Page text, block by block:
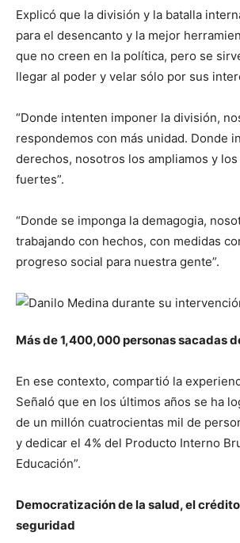
Explicó que la división y la batalla
para el desencanto y la mejor
que no creen en la política, pero se
llegar al poder y velar sólo por sus
“Donde intenten imponer la división,
respondemos con más unidad. Donde
derechos, nosotros los ampliamos y los
fuertes”.
“Donde se imponga la demagogia,
trabajando con hechos, con medidas
progreso social para nuestra gente”.
Más de 1,400,000 personas sacadas
En ese contexto, compartió la
Señaló que en los últimos años se ha
de un millón cuatrocientas mil de
y dedicar el 4% del Producto Interno
Educación”.
Democratización de la salud, el
seguridad